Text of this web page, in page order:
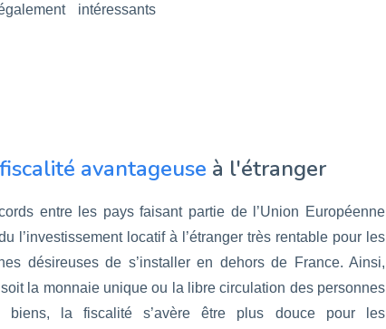
intéressants
fiscalité avantageuse à l'étranger
entre les pays faisant partie de l’Union Européenne
l’investissement locatif à l’étranger très rentable pour les
désireuses de s’installer en dehors de France. Ainsi,
la monnaie unique ou la libre circulation des personnes
biens, la fiscalité s’avère être plus douce pour les